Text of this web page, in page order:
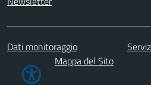
Dati monitoraggio
Mappa del Sito